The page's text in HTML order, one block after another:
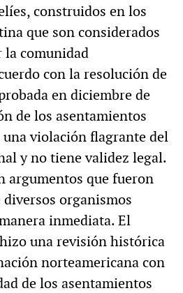
construidos en los
que son considerados
la comunidad
con la resolución de
en diciembre de
de los asentamientos
violación flagrante del
y no tiene validez legal.
argumentos que fueron
organismos
inmediata. El
una revisión histórica
norteamericana con
de los asentamientos